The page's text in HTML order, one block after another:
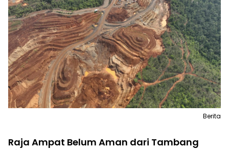
Raja Ampat Belum Aman dari Tambang
Berita